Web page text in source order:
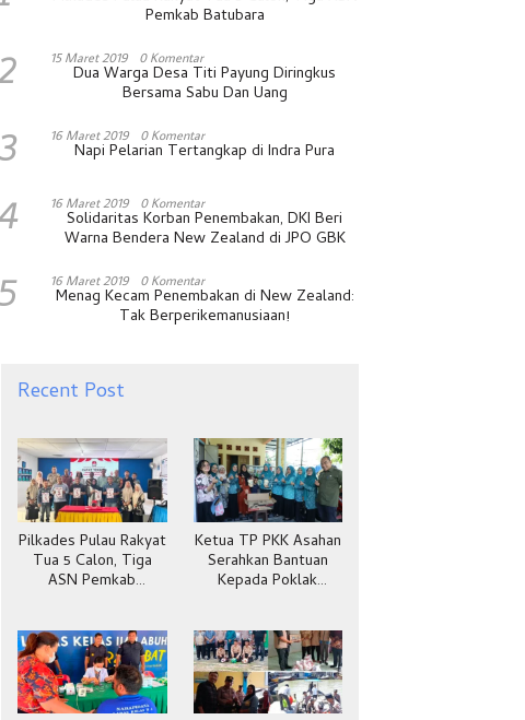
Pemkab Batubara
2 15 Maret 2019 0 Komentar
Dua Warga Desa Titi Payung Diringkus
Bersama Sabu Dan Uang
3 16 Maret 2019 0 Komentar
Napi Pelarian Tertangkap di Indra Pura
4 16 Maret 2019 0 Komentar
Solidaritas Korban Penembakan, DKI Beri
Warna Bendera New Zealand di JPO GBK
5 16 Maret 2019 0 Komentar
Menag Kecam Penembakan di New Zealand:
Tak Berperikemanusiaan!
Recent Post
Pilkades Pulau Rakyat
Tua 5 Calon, Tiga
ASN Pemkab
Ketua TP PKK Asahan
Serahkan Bantuan
Kepada Poklak